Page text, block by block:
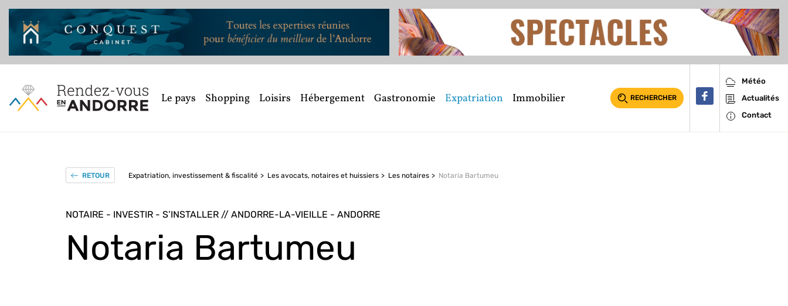
Le pays Shopping Loisirs Hébergement Gastronomie Expatriation Immobilier RECHERCHER
Météo
Actualités
Contact
RETOUR Expatriation, investissement & fiscalité Les avocats, notaires et huissiers Les notaires Notaria Bartumeu
NOTAIRE - INVESTIR - S’INSTALLER // ANDORRE-LA-VIEILLE - ANDORRE
Notaria Bartumeu